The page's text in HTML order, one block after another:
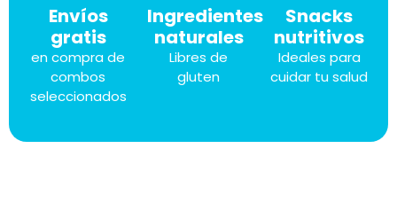
Envíos
gratis
en compra de
combos
seleccionados
Ingredientes
naturales
Libres de
gluten
Snacks
nutritivos
Ideales para
cuidar tu salud